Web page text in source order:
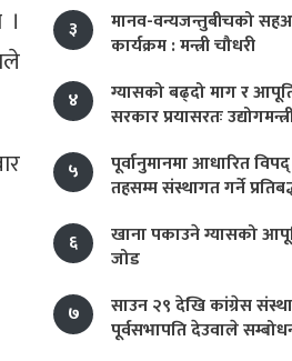
३
मानव-वन्यजन्तुबीचको
कार्यक्रम : मन्त्री चौधरी
४
ग्यासको बढ्दो माग र
सरकार प्रयासरतः
५
पूर्वानुमानमा आधारित
तहसम्म संस्थागत गर्ने
६
खाना पकाउने ग्यासको
जोड
७
साउन २९ देखि कांग्रेस
पूर्वसभापति देउवाले